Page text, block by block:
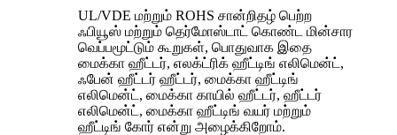
UL/VDE மற்றும் ROHS சான்றிதழ் பெற்ற
ஃபியூஸ் மற்றும் தெர்மோஸ்டாட் கொண்ட மின்சார
வெப்பமூட்டும் கூறுகள், பொதுவாக இதை
மைக்கா ஹீட்டர், எலக்ட்ரிக் ஹீட்டிங் எலிமென்ட்,
ஃபேன் ஹீட்டர் ஹீட்டர், மைக்கா ஹீட்டிங்
எலிமென்ட், மைக்கா காயில் ஹீட்டர், ஹீட்டர்
எலிமென்ட், மைக்கா ஹீட்டிங் வயர் மற்றும்
ஹீட்டிங் கோர் என்று அழைக்கிறோம்.